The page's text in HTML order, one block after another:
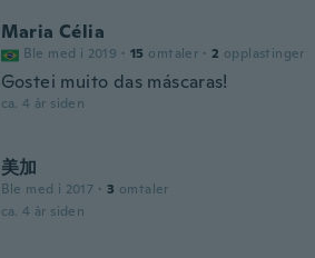
Maria Célia
Ble med i 2019 · 15 omtaler · 2 opplastinger
Gostei muito das máscaras!
ca. 4 år siden
美加
Ble med i 2017 · 3 omtaler
ca. 4 år siden